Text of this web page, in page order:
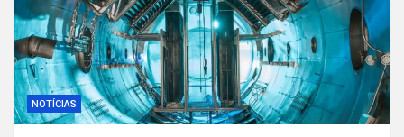
NOTÍCIAS